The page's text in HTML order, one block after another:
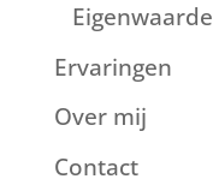
Eigenwaarde
Ervaringen
Over mij
Contact